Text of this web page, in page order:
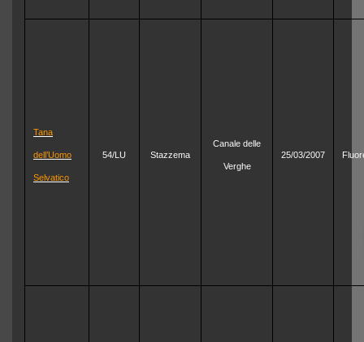
Tana
dell’Uomo
Selvatico
54/LU Stazzema
Canale delle
Verghe
25/03/2007